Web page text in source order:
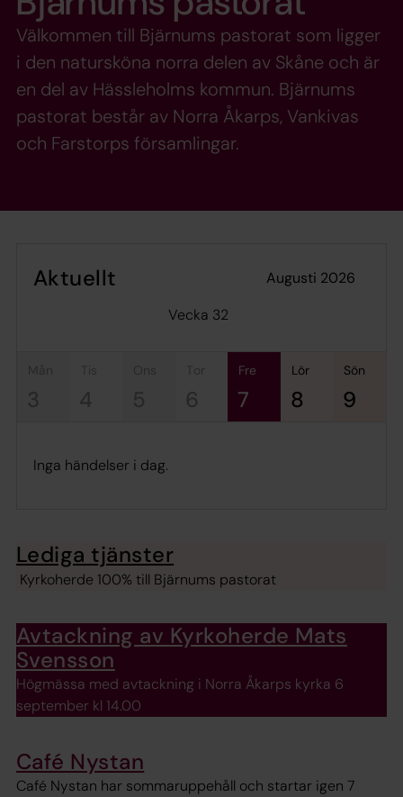
Välkommen till Bjärnums pastorat som ligger
i den natursköna norra delen av Skåne och är
en del av Hässleholms kommun. Bjärnums
pastorat består av Norra Åkarps, Vankivas
och Farstorps församlingar.
Aktuellt
augusti 2026
Vecka 32
tis
4
tor
6
fre
7
lör
8
sön
9
Inga händelser i dag.
Lediga tjänster
Kyrkoherde 100% till Bjärnums pastorat
Avtackning av Kyrkoherde Mats
Svensson
Högmässa med avtackning i Norra Åkarps kyrka 6
september kl 14.00
Café Nystan
Café Nystan har sommaruppehåll och startar igen 7